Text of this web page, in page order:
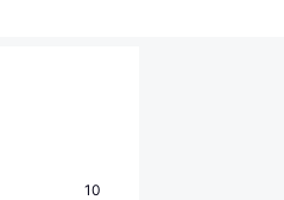
10